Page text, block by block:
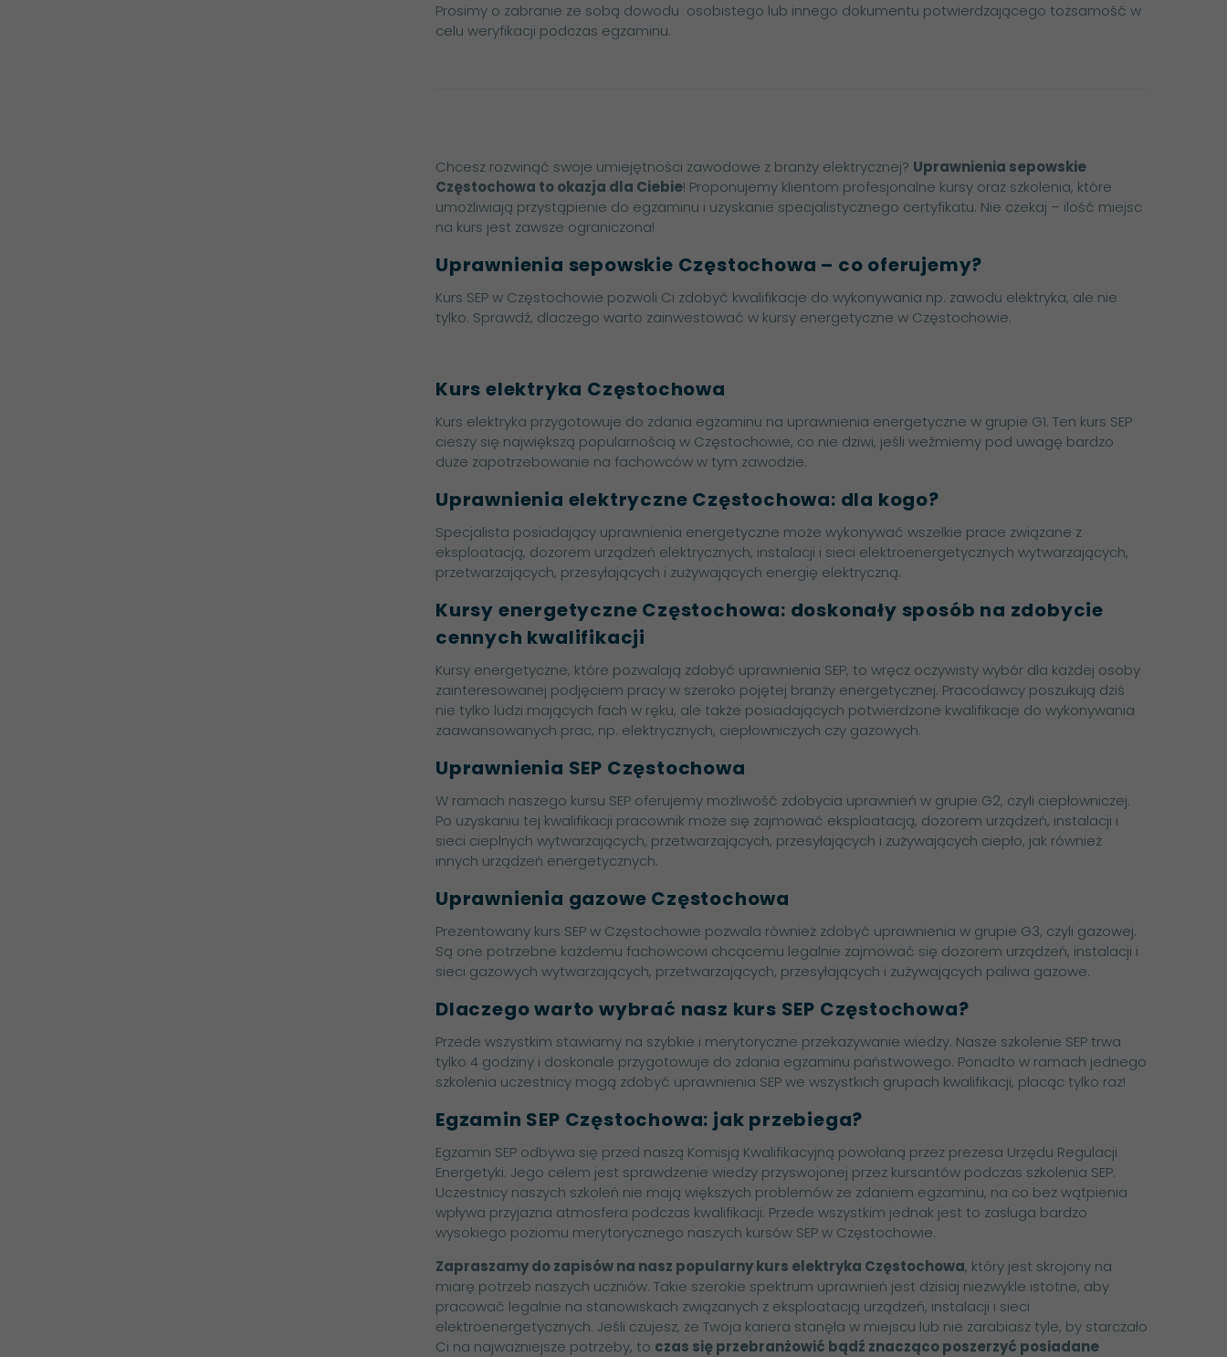
Prosimy o zabranie ze sobą dowodu osobistego lub innego dokumentu potwierdzającego tożsamość w
celu weryfikacji podczas egzaminu.
Chcesz rozwinąć swoje umiejętności zawodowe z branży elektrycznej? Uprawnienia sepowskie
Częstochowa to okazja dla Ciebie! Proponujemy klientom profesjonalne kursy oraz szkolenia, które
umożliwiają przystąpienie do egzaminu i uzyskanie specjalistycznego certyfikatu. Nie czekaj – ilość miejsc
na kurs jest zawsze ograniczona!
Uprawnienia sepowskie Częstochowa – co oferujemy?
Kurs SEP w Częstochowie pozwoli Ci zdobyć kwalifikacje do wykonywania np. zawodu elektryka, ale nie
tylko. Sprawdź, dlaczego warto zainwestować w kursy energetyczne w Częstochowie.
Kurs elektryka Częstochowa
Kurs elektryka przygotowuje do zdania egzaminu na uprawnienia energetyczne w grupie G1. Ten kurs SEP
cieszy się największą popularnością w Częstochowie, co nie dziwi, jeśli weźmiemy pod uwagę bardzo
duże zapotrzebowanie na fachowców w tym zawodzie.
Uprawnienia elektryczne Częstochowa: dla kogo?
Specjalista posiadający uprawnienia energetyczne może wykonywać wszelkie prace związane z
eksploatacją, dozorem urządzeń elektrycznych, instalacji i sieci elektroenergetycznych wytwarzających,
przetwarzających, przesyłających i zużywających energię elektryczną.
Kursy energetyczne Częstochowa: doskonały sposób na zdobycie
cennych kwalifikacji
Kursy energetyczne, które pozwalają zdobyć uprawnienia SEP, to wręcz oczywisty wybór dla każdej osoby
zainteresowanej podjęciem pracy w szeroko pojętej branży energetycznej. Pracodawcy poszukują dziś
nie tylko ludzi mających fach w ręku, ale także posiadających potwierdzone kwalifikacje do wykonywania
zaawansowanych prac, np. elektrycznych, ciepłowniczych czy gazowych.
Uprawnienia SEP Częstochowa
W ramach naszego kursu SEP oferujemy możliwość zdobycia uprawnień w grupie G2, czyli ciepłowniczej.
Po uzyskaniu tej kwalifikacji pracownik może się zajmować eksploatacją, dozorem urządzeń, instalacji i
sieci cieplnych wytwarzających, przetwarzających, przesyłających i zużywających ciepło, jak również
innych urządzeń energetycznych.
Uprawnienia gazowe Częstochowa
Prezentowany kurs SEP w Częstochowie pozwala również zdobyć uprawnienia w grupie G3, czyli gazowej.
Są one potrzebne każdemu fachowcowi chcącemu legalnie zajmować się dozorem urządzeń, instalacji i
sieci gazowych wytwarzających, przetwarzających, przesyłających i zużywających paliwa gazowe.
Dlaczego warto wybrać nasz kurs SEP Częstochowa?
Przede wszystkim stawiamy na szybkie i merytoryczne przekazywanie wiedzy. Nasze szkolenie SEP trwa
tylko 4 godziny i doskonale przygotowuje do zdania egzaminu państwowego. Ponadto w ramach jednego
szkolenia uczestnicy mogą zdobyć uprawnienia SEP we wszystkich grupach kwalifikacji, płacąc tylko raz!
Egzamin SEP Częstochowa: jak przebiega?
Egzamin SEP odbywa się przed naszą Komisją Kwalifikacyjną powołaną przez prezesa Urzędu Regulacji
Energetyki. Jego celem jest sprawdzenie wiedzy przyswojonej przez kursantów podczas szkolenia SEP.
Uczestnicy naszych szkoleń nie mają większych problemów ze zdaniem egzaminu, na co bez wątpienia
wpływa przyjazna atmosfera podczas kwalifikacji. Przede wszystkim jednak jest to zasługa bardzo
wysokiego poziomu merytorycznego naszych kursów SEP w Częstochowie.
Zapraszamy do zapisów na nasz popularny kurs elektryka Częstochowa, który jest skrojony na
miarę potrzeb naszych uczniów. Takie szerokie spektrum uprawnień jest dzisiaj niezwykle istotne, aby
pracować legalnie na stanowiskach związanych z eksploatacją urządzeń, instalacji i sieci
elektroenergetycznych. Jeśli czujesz, że Twoja kariera stanęła w miejscu lub nie zarabiasz tyle, by starczało
Ci na najważniejsze potrzeby, to czas się przebranżowić bądź znacząco poszerzyć posiadane